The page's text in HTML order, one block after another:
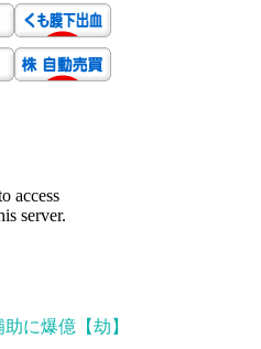
に爆億【劫】